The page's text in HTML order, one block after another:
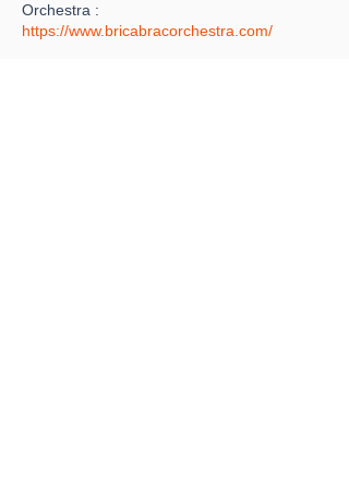
Orchestra :
https://www.bricabracorchestra.com/